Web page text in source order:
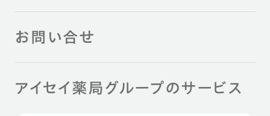
お問い合せ
アイセイ薬局グループのサービス